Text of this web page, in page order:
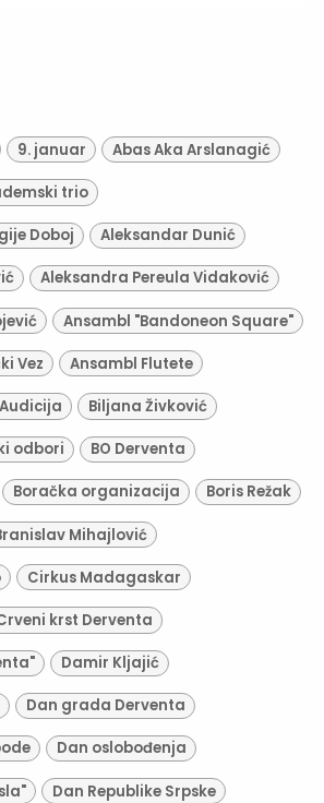
9. januar Abas Aka Arslanagić
trio
Doboj Aleksandar Dunić
Aleksandra Pereula Vidaković
Ansambl "Bandoneon Square"
Vez Ansambl Flutete
Audicija Biljana Živković
odbori BO Derventa
Boračka organizacija Boris Režak
Mihajlović
Cirkus Madagaskar
krst Derventa
Damir Kljajić
Dan grada Derventa
Dan oslobođenja
Dan Republike Srpske